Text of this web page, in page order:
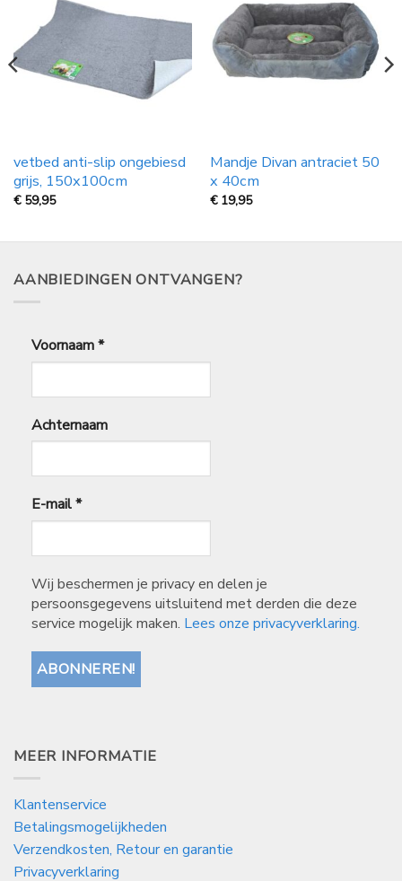
vetbed anti-slip ongebiesd
grijs, 150x100cm
€ 59,95
Mandje Divan antraciet 50
x 40cm
€ 19,95
AANBIEDINGEN ONTVANGEN?
Voornaam*
Achternaam
E-mail*
Wij beschermen je privacy en delen je
persoonsgegevens uitsluitend met derden die deze
service mogelijk maken. Lees onze privacyverklaring.
MEER INFORMATIE
Klantenservice
Betalingsmogelijkheden
Verzendkosten, Retour en garantie
Privacyverklaring